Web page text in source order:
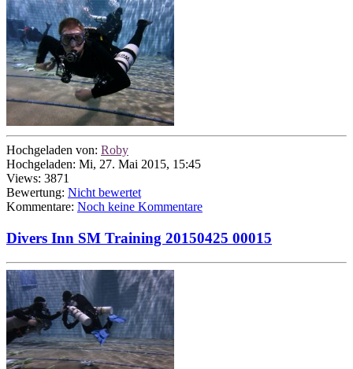
Hochgeladen von: Roby
Hochgeladen: Mi, 27. Mai 2015, 15:45
Views: 3871
Bewertung: Nicht bewertet
Kommentare: Noch keine Kommentare
Divers Inn SM Training 20150425 00015